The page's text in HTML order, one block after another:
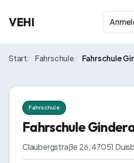
VEHI
Start/ Fahrschule/ Fahrschule
Fahrschule
Fahrschule
Claubergstraße 26, 47051